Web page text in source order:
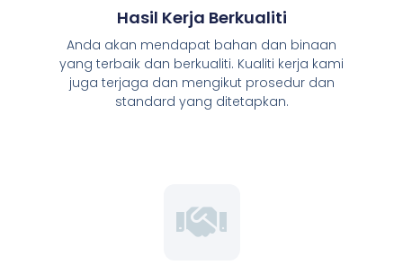
Hasil Kerja Berkualiti
Anda akan mendapat bahan dan binaan
yang terbaik dan berkualiti. Kualiti kerja kami
juga terjaga dan mengikut prosedur dan
standard yang ditetapkan.